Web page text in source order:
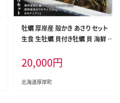
牡蠣 厚岸産 殻かき あさり セット
生食 生牡蠣 貝付き牡蠣 貝 海鮮 魚
20,000円
北海道厚岸町